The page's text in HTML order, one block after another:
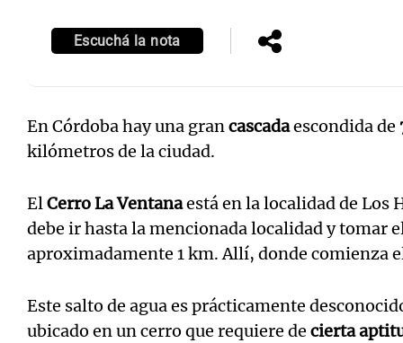
Escuchá la nota
En Córdoba hay una grancascadaescondida de
kilómetros de la ciudad.
ElCerro La Ventanaestá en la localidad de Los
debe ir hasta la mencionada localidad y tomar
aproximadamente 1 km. Allí, donde comienza
Este salto de agua es prácticamente
ubicado en un cerro que requiere de cierta